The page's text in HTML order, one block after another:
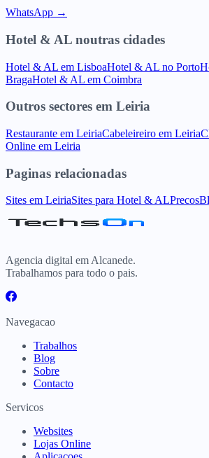
WhatsApp →
Hotel & AL noutras cidades
Hotel & AL em LisboaHotel & AL no Porto
BragaHotel & AL em Coimbra
Outros sectores em Leiria
Restaurante em LeiriaCabeleireiro em Leiria
Online em Leiria
Paginas relacionadas
Sites em LeiriaSites para Hotel & ALPrecos
Agencia digital em Alcanede.
Trabalhamos para todo o pais.
Navegacao
Trabalhos
Blog
Sobre
Contacto
Servicos
Websites
Lojas Online